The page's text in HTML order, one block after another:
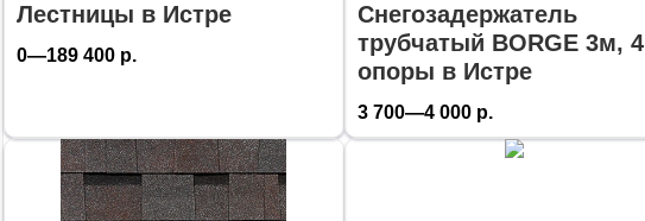
Лестницы в Истре
0—189 400 р.
Снегозадержатель
трубчатый BORGE 3м, 4
опоры в Истре
3 700—4 000 р.